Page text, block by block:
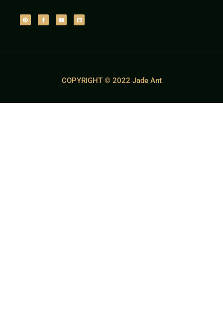
COPYRIGHT © 2022 Jade Ant